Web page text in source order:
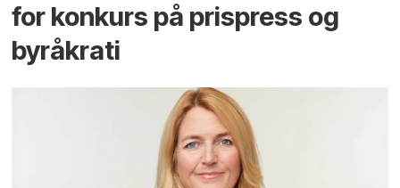
for konkurs på prispress og
byråkrati